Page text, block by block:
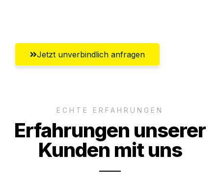
Jetzt unverbindlich anfragen
ECHTE ERFAHRUNGEN
Erfahrungen unserer
Kunden mit uns